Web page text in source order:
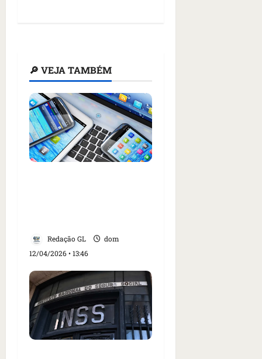
🔎 VEJA TAMBÉM
Redação GL
dom
12/04/2026 • 13:46